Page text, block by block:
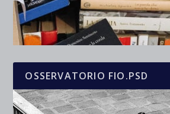
OSSERVATORIO FIO.PSD